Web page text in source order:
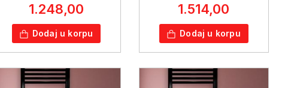
1.248,00
Dodaj u korpu
1.514,00
Dodaj u korpu